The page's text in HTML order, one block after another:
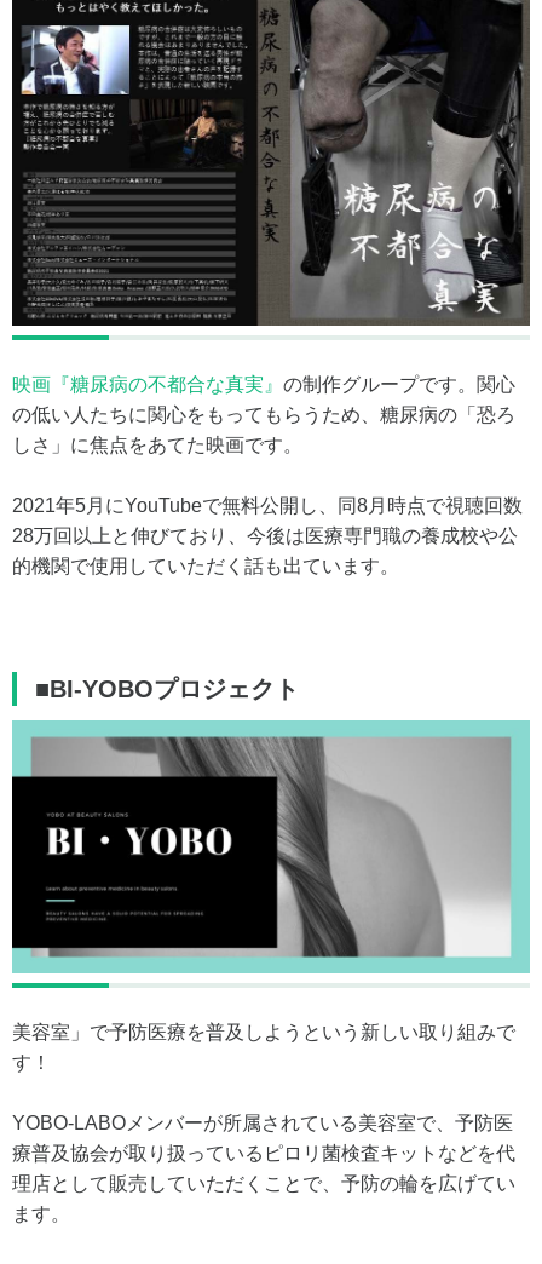
映画『糖尿病の不都合な真実』 の制作グループです。関心
の低い人たちに関心をもってもらうため、糖尿病の「恐ろ
しさ」に焦点をあてた映画です。
2021年5月にYouTubeで無料公開し、同8月時点で視聴回数
28万回以上と伸びており、今後は医療専門職の養成校や公
的機関で使用していただく話も出ています。
■BI-YOBOプロジェクト
美容室」で予防医療を普及しようという新しい取り組みで
す！
YOBO-LABOメンバーが所属されている美容室で、予防医
療普及協会が取り扱っているピロリ菌検査キットなどを代
理店として販売していただくことで、予防の輪を広げてい
ます。